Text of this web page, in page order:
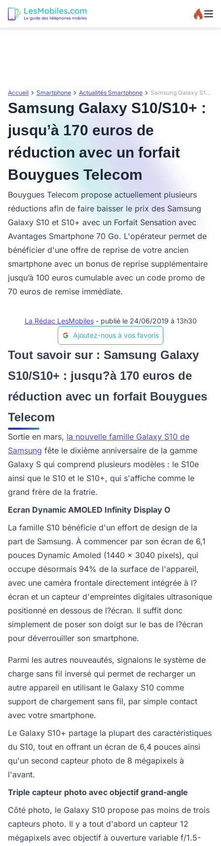
Accueil Smartphone Actualités Smartphone Samsung Galaxy S10/S10+ : jusqu’à 170 euros de réduction avec un forfait Bouygues Telecom
Samsung Galaxy S10/S10+ :
jusqu’à 170 euros de
réduction avec un forfait
Bouygues Telecom
Bouygues Telecom propose actuellement plusieurs
réductions afin de faire baisser le prix des Samsung
Galaxy S10 et S10+ avec un Forfait Sensation avec
Avantages Smartphone 70 Go. L'opérateur permet de
bénéficier d'une offre de reprise de votre ancien
smartphone avec un bonus de reprise supplémentaire
jusqu’à 100 euros cumulable avec un code promo de
70 euros de remise immédiate.
La Rédac LesMobiles - publié le 24/06/2019 à 13h30
Ajoutez-nous à vos favoris
Tout savoir sur : Samsung Galaxy
S10/S10+ : jusqu?à 170 euros de
réduction avec un forfait Bouygues
Telecom
Sortie en mars, la nouvelle famille Galaxy S10 de
Samsung fête le dixième anniversaire de la gamme
Galaxy S qui comprend plusieurs modèles : le S10e
ainsi que le S10 et le S10+, qui s'affiche comme le
grand frère de la fratrie.
Ecran Dynamic AMOLED Infinity Display O
La famille S10 bénéficie d'un effort de design de la
part de Samsung. À commencer par son écran de 6,1
pouces Dynamic Amoled (1440 x 3040 pixels), qui
occupe désormais 94% de la surface de l'appareil,
avec une caméra frontale directement intégrée à l?
écran et un capteur d'empreintes digitales ultrasonique
positionné en dessous de l?écran. Il suffit donc
simplement de poser son doigt sur le bas de l?écran
pour déverrouiller son smartphone.
Parmi les autres nouveautés, signalons le système de
charge sans fil inversé qui permet de recharger un
autre appareil en utilisant le Galaxy S10 comme
support de chargement sans fil, par simple contact
avec votre smartphone.
Le Galaxy S10+ partage la plupart des caractéristiques
du S10, tout en offrant un écran de 6,4 pouces ainsi
qu'un second capteur photo de 8 mégapixels à
l'avant.
Triple capteur photo avec objectif grand-angle
Côté photo, le Galaxy S10 propose pas moins de trois
capteurs photo. Il y a tout d'abord un capteur 12
mégapixels avec objectif à ouverture variable f/1.5-